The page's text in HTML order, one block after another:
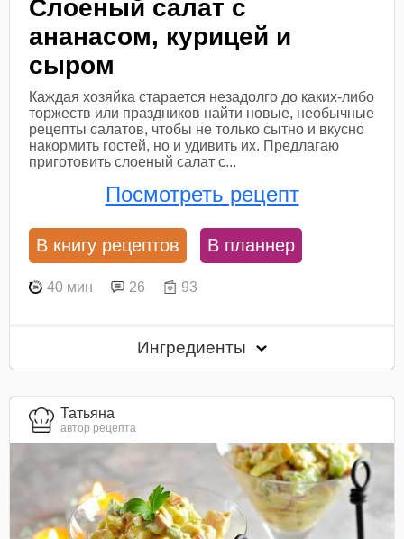
Слоеный салат с
ананасом, курицей и
сыром
Каждая хозяйка старается незадолго до каких-либо
торжеств или праздников найти новые, необычные
рецепты салатов, чтобы не только сытно и вкусно
накормить гостей, но и удивить их. Предлагаю
приготовить слоеный салат с...
Посмотреть рецепт
В книгу рецептов В планнер
40 мин 26 93
Ингредиенты
Татьяна
автор рецепта